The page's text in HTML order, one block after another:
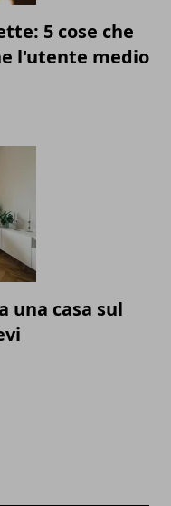
5 cose che
l'utente medio
una casa sul